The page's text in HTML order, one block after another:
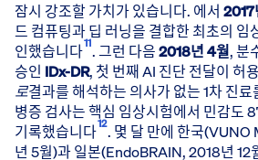
잠시 강조할 가치가 있습니다. 에서 2017
드 컴퓨팅과 딥 러닝을 결합한 최초의
인했습니다11. 그런 다음2018년 4월, 분
승인 IDx-DR, 첫 번째 AI 진단 전달이 허
로결과를 해석하는 의사가 없는 1차 진
병증 검사는 핵심 임상시험에서 민감도
기록했습니다12. 몇 달 만에 한국
년 5월)과 일본(EndoBRAIN, 2018년 12